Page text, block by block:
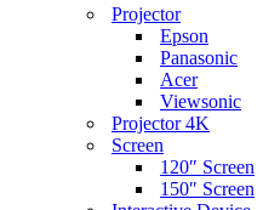
Projector
Epson
Panasonic
Acer
Viewsonic
Projector 4K
Screen
120″ Screen
150″ Screen